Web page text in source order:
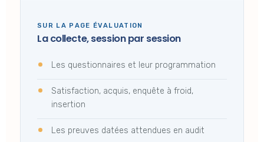
SUR LA PAGE ÉVALUATION
La collecte, session par session
Les questionnaires et leur programmation
Satisfaction, acquis, enquête à froid,
insertion
Les preuves datées attendues en audit